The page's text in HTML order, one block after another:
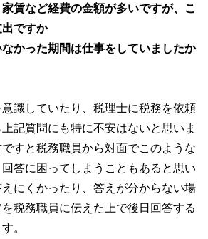
家賃など経費の金額が多いですが、こ
ですか
なかった期間は仕事をしていましたか
識していたり、税理士に税務を依頼
記質問にも特に不安はないと思いま
すと税務職員から対面でこのような
答に困ってしまうこともあると思い
にくかったり、答えが分からない場
税務職員に伝えた上で後日回答する
。